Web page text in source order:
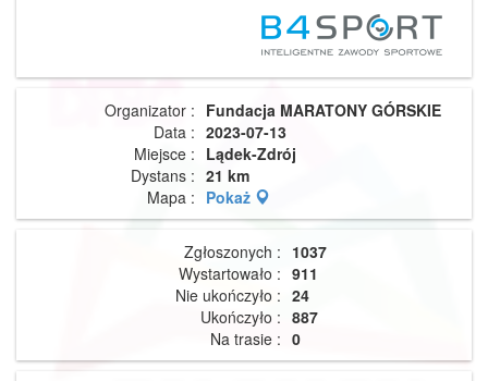
Organizator : Fundacja MARATONY GÓRSKIE
Data : 2023-07-13
Miejsce : Lądek-Zdrój
Dystans : 21 km
Mapa : Pokaż
Zgłoszonych : 1037
Wystartowało : 911
Nie ukończyło : 24
Ukończyło : 887
Na trasie : 0